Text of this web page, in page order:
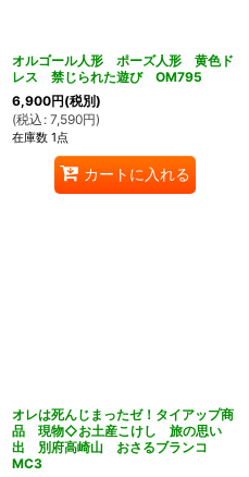
オルゴール人形 ポーズ人形 黄色ド
レス 禁じられた遊び OM795
6,900円(税別)
(税込 : 7,590円)
在庫数 1点
カートに入れる
オレは死んじまったゼ！タイアップ商
品 現物◇お土産こけし 旅の思い
出 別府高崎山 おさるブランコ
MC3